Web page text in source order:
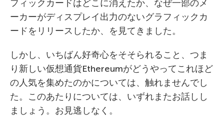
フィックカードはどこに消えたか、なぜ一部のメ
ーカーがディスプレイ出力のないグラフィックカ
ードをリリースしたか、を見てきました。
しかし、いちばん好奇心をそそられること、つま
り新しい仮想通貨Ethereumがどうやってこれほど
の人気を集めたのかについては、触れませんでし
た。このあたりについては、いずれまたお話しし
ましょう。お見逃しなく。